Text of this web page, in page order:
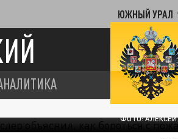
ЮЖНЫЙ УРАЛ
ФОТО: